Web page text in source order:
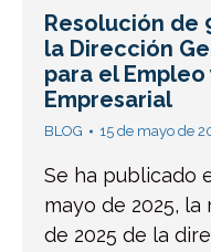
Resolución de
la Dirección
para el
Empresarial
BLOG 15 de mayo de
Se ha publicado
mayo de 2025,
de 2025 de la